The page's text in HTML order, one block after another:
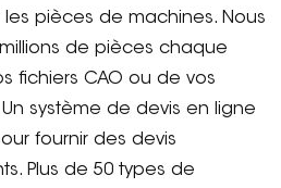
pièces de machines. Nous
de pièces chaque
fichiers CAO ou de vos
système de devis en ligne
fournir des devis
Plus de 50 types de